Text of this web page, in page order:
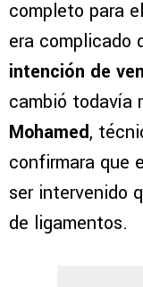
completo para el
era complicado
intención de
cambió todavía
Mohamed,
confirmara que
ser intervenido
de ligamentos.